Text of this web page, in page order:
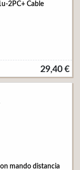
2PC+ Cable
29,40 €
mando distancia